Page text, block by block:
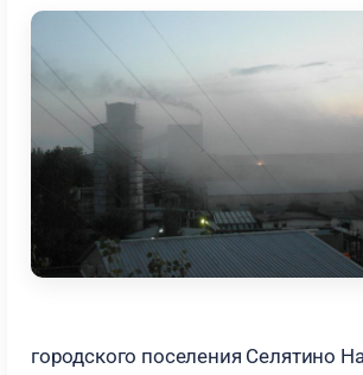
городского поселения Селятино